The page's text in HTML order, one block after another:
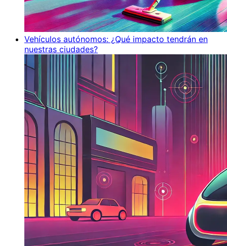
Vehículos autónomos: ¿Qué impacto tendrán en
nuestras ciudades?